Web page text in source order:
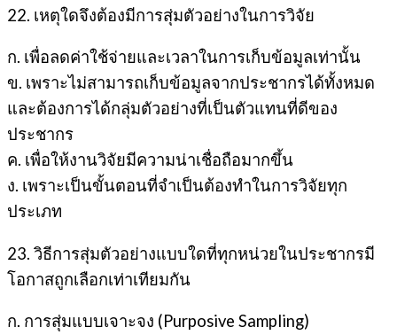
22. เหตุใดจึงต้องมีการสุ่มตัวอย่างในการวิจัย
ก. เพื่อลดค่าใช้จ่ายและเวลาในการเก็บข้อมูลเท่านั้น
ข. เพราะไม่สามารถเก็บข้อมูลจากประชากรได้ทั้งหมด
และต้องการได้กลุ่มตัวอย่างที่เป็นตัวแทนที่ดีของ
ประชากร
ค. เพื่อให้งานวิจัยมีความน่าเชื่อถือมากขึ้น
ง. เพราะเป็นขั้นตอนที่จำเป็นต้องทำในการวิจัยทุก
ประเภท
23. วิธีการสุ่มตัวอย่างแบบใดที่ทุกหน่วยในประชากรมี
โอกาสถูกเลือกเท่าเทียมกัน
ก. การสุ่มแบบเจาะจง (Purposive Sampling)